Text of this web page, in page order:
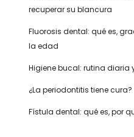
recuperar su blancura
Fluorosis dental: qué es,
la edad
Higiene bucal: rutina diaria
¿La periodontitis tiene
Fístula dental: qué es, por